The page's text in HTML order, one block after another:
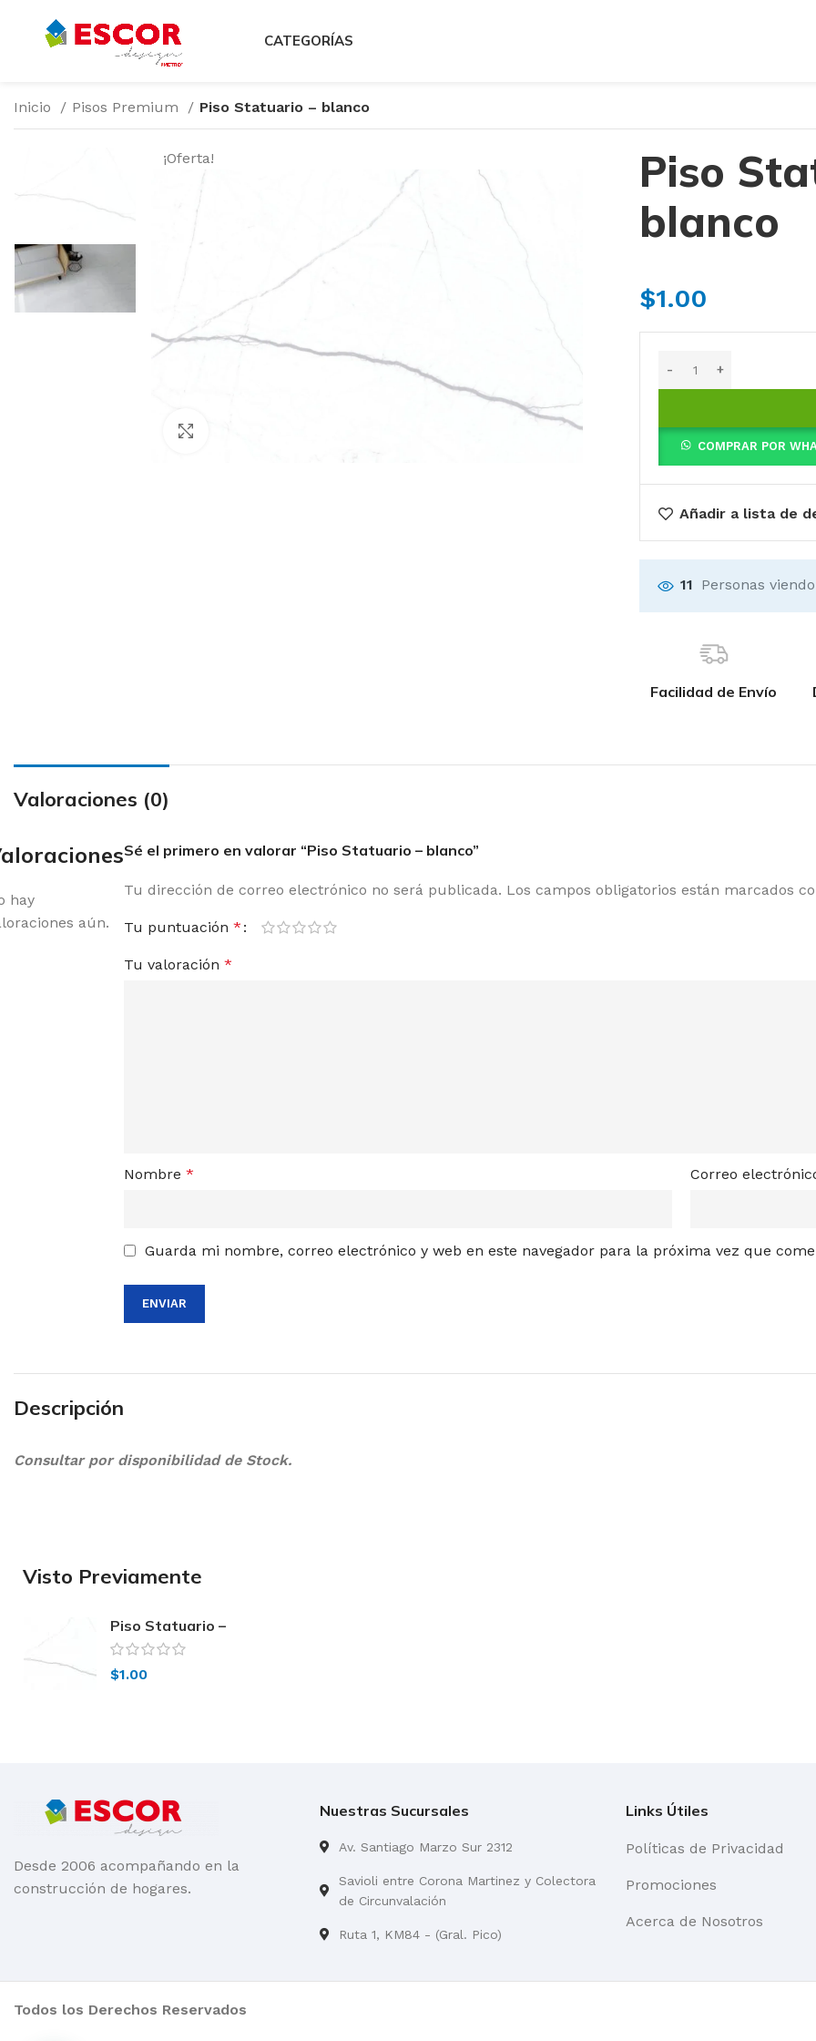
CATEGORÍAS
Inicio Pisos Premium Piso Statuario – blanco
¡Oferta!
Piso
blanco
$1.00
COMPRAR POR
Añadir a lista de
11 Personas
Facilidad de Envío
Valoraciones (0)
hay
aún.
Sé el primero en valorar “Piso Statuario – blanco”
Tu dirección de correo electrónico no será publicada. Los campos obligatorios están marcados
Tu puntuación *
Tu valoración *
Nombre * Correo
Guarda mi nombre, correo electrónico y web en este navegador para la próxima vez que
Descripción
Consultar por disponibilidad de Stock.
Visto Previamente
Piso Statuario –
blanco
$1.00
Desde 2006 acompañando en la
construcción de hogares.
Nuestras Sucursales
Av. Santiago Marzo Sur 2312
Savioli entre Corona Martinez y Colectora
de Circunvalación
Ruta 1, KM84 - (Gral. Pico)
Links Útiles
Políticas de Privacidad
Promociones
Acerca de Nosotros
Todos los Derechos Reservados